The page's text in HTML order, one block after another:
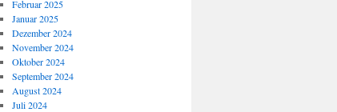
Februar 2025
Januar 2025
Dezember 2024
November 2024
Oktober 2024
September 2024
August 2024
Juli 2024